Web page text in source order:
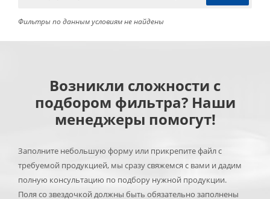
Фильтры по данным условиям не найдены
Возникли сложности с
подбором фильтра? Наши
менеджеры помогут!
Заполните небольшую форму или прикрепите файл с
требуемой продукцией, мы сразу свяжемся с вами и дадим
полную консультацию по подбору нужной продукции.
Поля со звездочкой должны быть обязательно заполнены